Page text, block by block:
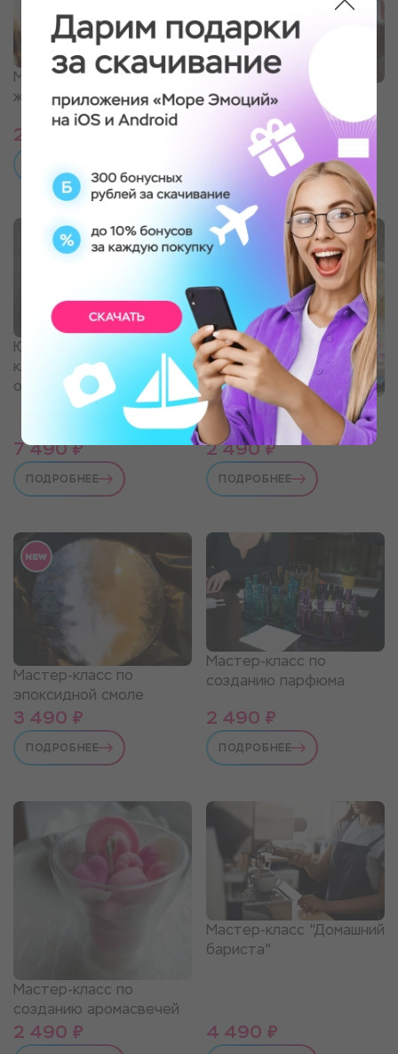
Мастер-класс по
живописи акрилом
2 490 ₽
Живопись вином с
бокалом вина
2 490 ₽
ПОДРОБНЕЕ
Ювелирный мастер-
класс "Кольцо/кулон с
отпечатком пальца"
7 490 ₽
ПОДРОБНЕЕ
Мастер-класс по
росписи футболок
2 490 ₽
ПОДРОБНЕЕ
Мастер-класс по
эпоксидной смоле
3 490 ₽
ПОДРОБНЕЕ
Мастер-класс по
созданию парфюма
2 490 ₽
ПОДРОБНЕЕ
Мастер-класс по
созданию аромасвечей
2 490 ₽
Мастер-класс "Домашний
бариста"
4 490 ₽